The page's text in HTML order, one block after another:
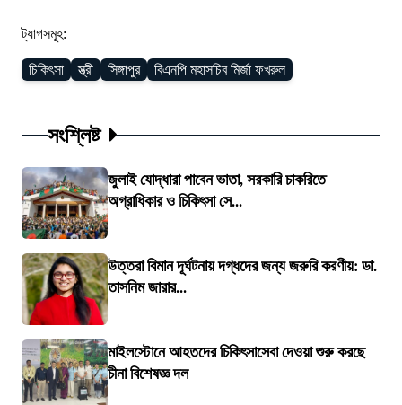
ট্যাগসমূহ:
চিকিৎসা স্ত্রী সিঙ্গাপুর বিএনপি মহাসচিব মির্জা ফখরুল
সংশ্লিষ্ট
জুলাই যোদ্ধারা পাবেন ভাতা, সরকারি চাকরিতে
অগ্রাধিকার ও চিকিৎসা সে...
উত্তরা বিমান দূর্ঘটনায় দগ্ধদের জন্য জরুরি করণীয়: ডা.
তাসনিম জারার...
মাইলস্টোনে আহতদের চিকিৎসাসেবা দেওয়া শুরু করছে
চীনা বিশেষজ্ঞ দল